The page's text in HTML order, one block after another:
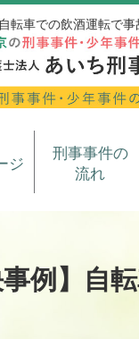
自転車での飲酒運転で
ジ
刑事事件の
流れ
事例】